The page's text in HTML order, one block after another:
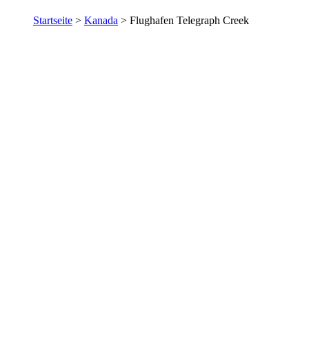
Startseite > Kanada > Flughafen Telegraph Creek